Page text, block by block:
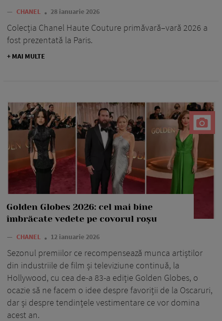
— CHANEL 28 ianuarie 2026
Colecția Chanel Haute Couture primăvară–vară 2026 a
fost prezentată la Paris.
+ MAI MULTE
Golden Globes 2026: cel mai bine
îmbrăcate vedete pe covorul roșu
— CHANEL 12 ianuarie 2026
Sezonul premiilor ce recompensează munca artiștilor
din industriile de film și televiziune continuă, la
Hollywood, cu cea de-a 83-a ediție Golden Globes, o
ocazie să ne facem o idee despre favoriții de la Oscaruri,
dar și despre tendințele vestimentare ce vor domina
acest an.